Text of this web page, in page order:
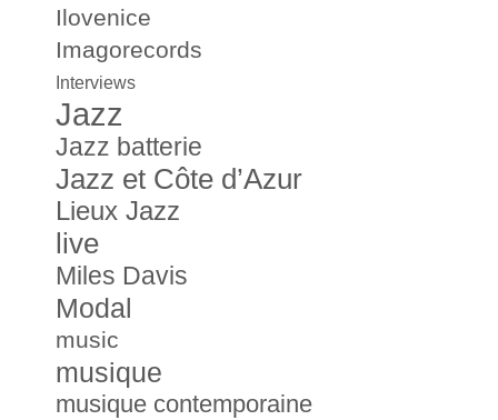
Ilovenice
Imagorecords
Interviews
Jazz
Jazz batterie
Jazz et Côte d’Azur
Lieux Jazz
live
Miles Davis
Modal
music
musique
musique contemporaine